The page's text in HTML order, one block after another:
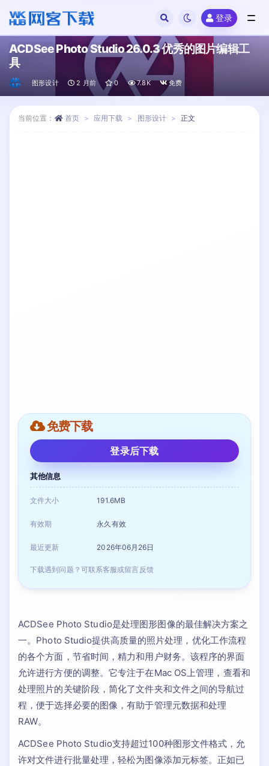
登录
ACDSee Photo Studio 26.0.3 优秀的图片编辑工
具
图形设计 2 月前 0 7.8K 免费
当前位置： 首页 应用下载 图形设计 正文
免费下载
登录后下载
其他信息
文件大小 191.6MB
有效期 永久有效
最近更新 2026年06月26日
下载遇到问题？可联系客服或留言反馈
ACDSee Photo Studio是处理图形图像的最佳解决方案之
一。Photo Studio提供高质量的照片处理，优化工作流程
的各个方面，节省时间，精力和用户财务。该程序的界面
允许进行方便的调整。它专注于在Mac OS上管理，查看和
处理照片的关键阶段，简化了文件夹和文件之间的导航过
程，便于选择必要的图像，有助于管理元数据和处理
RAW。
ACDSee Photo Studio支持超过100种图形文件格式，允
许对文件进行批量处理，轻松为图像添加元标签。正如已
全部